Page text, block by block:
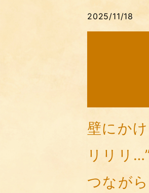
2025/11/18
壁にか
リリリ
つなが